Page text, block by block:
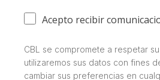
Acepto recibir
CBL se compromete a respetar
utilizaremos sus datos con fines
cambiar sus preferencias en